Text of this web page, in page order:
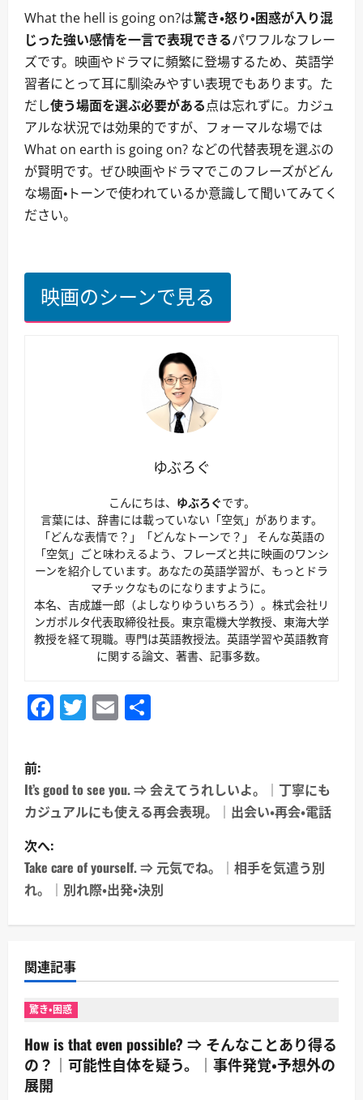
What the hell is going on?は驚き・怒り・困惑が入り混
じった強い感情を一言で表現できるパワフルなフレー
ズです。映画やドラマに頻繁に登場するため、英語学
習者にとって耳に馴染みやすい表現でもあります。た
だし使う場面を選ぶ必要がある点は忘れずに。カジュ
アルな状況では効果的ですが、フォーマルな場では
What on earth is going on? などの代替表現を選ぶの
が賢明です。ぜひ映画やドラマでこのフレーズがどん
な場面・トーンで使われているか意識して聞いてみてく
ださい。
映画のシーンで見る
ゆぶろぐ
こんにちは、 ゆぶろぐです。
言葉には、辞書には載っていない「空気」があります。
「どんな表情で？」「どんなトーンで？」 そんな英語の
「空気」ごと味わえるよう、フレーズと共に映画のワンシ
ーンを紹介しています。あなたの英語学習が、もっとドラ
マチックなものになりますように。
本名、吉成雄一郎（よしなりゆういちろう）。株式会社リ
ンガポルタ代表取締役社長。東京電機大学教授、東海大学
教授を経て現職。専門は英語教授法。英語学習や英語教育
に関する論文、著書、記事多数。
Facebook
Twitter
Email
投
稿
ナ
ビ
ゲ
ー
シ
ョ
ン
前:
It’s good to see you. ⇒ 会えてうれしいよ。｜丁寧にも
カジュアルにも使える再会表現。｜出会い・再会・電話
次へ:
Take care of yourself. ⇒ 元気でね。｜相手を気遣う別
れ。｜別れ際・出発・決別
関連記事
驚き・困惑
How is that even possible? ⇒ そんなことあり得る
の？｜可能性自体を疑う。｜事件発覚・予想外の
展開